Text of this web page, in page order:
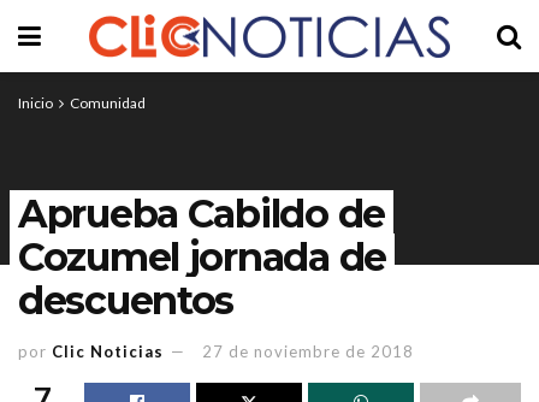
Inicio Comunidad
Aprueba Cabildo de
Cozumel jornada de
descuentos
por Clic Noticias 27 de noviembre de 2018